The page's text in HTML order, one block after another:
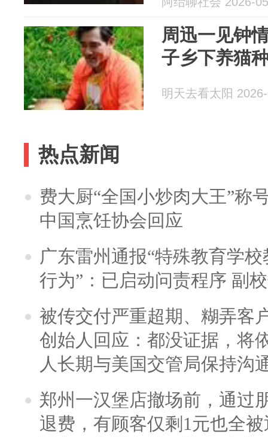
周迅一见钟
子乡下养猫
明天去看太阳
热点新闻
费大厨“全国小炒肉大王”称
中国烹饪协会回应
广东雷州通报“特殊教育学
行为”：已启动问责程序 副
被传交付严重超期、糊弄客
创始人回应：都没证据，将
人长期与美国交管局保持沟
郑州一汉堡店撤场前，通过
退费，有顾客仅剩1元也全